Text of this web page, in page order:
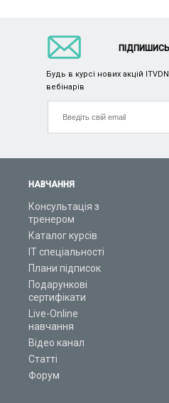
НАВЧАННЯ
Консультація з
тренером
Каталог курсів
ІТ спеціальності
Плани підписок
Подарункові
сертифікати
Live-Online
навчання
Відео канал
Статті
Форум
Будь в курсі нових акцій
вебінарів